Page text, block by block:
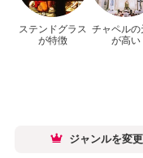
ステンドグラス
が特徴
チャペルの
が高い
ジャンルを変更